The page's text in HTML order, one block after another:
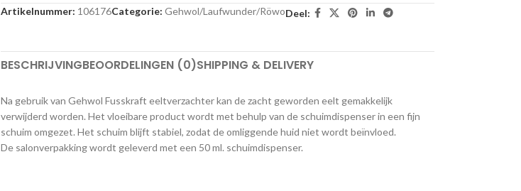
Artikelnummer: 106176Categorie: Gehwol/Laufwunder/RöwoDeel:
BESCHRIJVINGBEOORDELINGEN (0)SHIPPING & DELIVERY
Na gebruik van Gehwol Fusskraft eeltverzachter kan de zacht geworden eelt gemakkelijk
verwijderd worden. Het vloeibare product wordt met behulp van de schuimdispenser in een fijn
schuim omgezet. Het schuim blijft stabiel, zodat de omliggende huid niet wordt beïnvloed.
De salonverpakking wordt geleverd met een 50 ml. schuimdispenser.